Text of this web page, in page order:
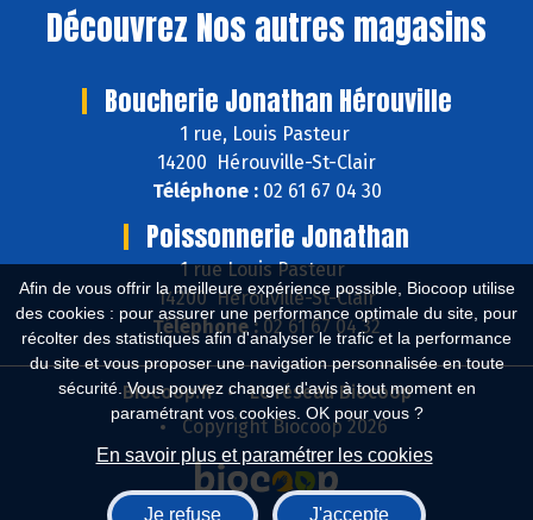
Afin de vous offrir la meilleure expérience possible, Biocoop utilise
des cookies : pour assurer une performance optimale du site, pour
récolter des statistiques afin d'analyser le trafic et la performance
du site et vous proposer une navigation personnalisée en toute
sécurité. Vous pouvez changer d'avis à tout moment en
paramétrant vos cookies. OK pour vous ?
En savoir plus et paramétrer les cookies
Je refuse J'accepte
Découvrez Nos autres magasins
Boucherie Jonathan Hérouville
1 rue, Louis Pasteur
14200 Hérouville-St-Clair
Téléphone :02 61 67 04 30
Poissonnerie Jonathan
1 rue Louis Pasteur
14200 Hérouville-St-Clair
Téléphone :02 61 67 04 32
Biocoop.fr
Le réseau Biocoop
Copyright Biocoop 2026